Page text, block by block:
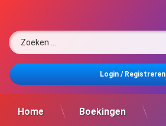
inhoud
Login /Registreren
Home Boekingen